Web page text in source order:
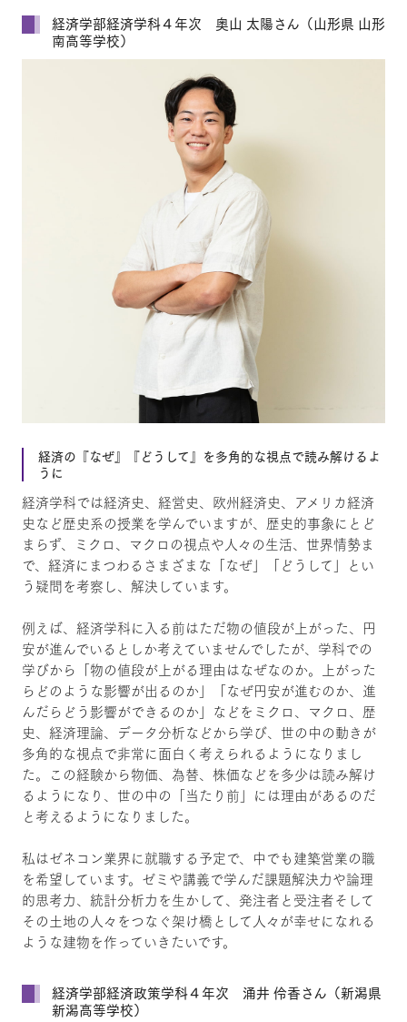
経済学部経済学科４年次 奥山 太陽さん（山形県 山形
南高等学校）
経済の『なぜ』『どうして』を多角的な視点で読み解けるよ
うに
経済学科では経済史、経営史、欧州経済史、アメリカ経済
史など歴史系の授業を学んでいますが、歴史的事象にとど
まらず、ミクロ、マクロの視点や人々の生活、世界情勢ま
で、経済にまつわるさまざまな「なぜ」「どうして」とい
う疑問を考察し、解決しています。
例えば、経済学科に入る前はただ物の値段が上がった、円
安が進んでいるとしか考えていませんでしたが、学科での
学びから「物の値段が上がる理由はなぜなのか。上がった
らどのような影響が出るのか」「なぜ円安が進むのか、進
んだらどう影響ができるのか」などをミクロ、マクロ、歴
史、経済理論、データ分析などから学び、世の中の動きが
多角的な視点で非常に面白く考えられるようになりまし
た。この経験から物価、為替、株価などを多少は読み解け
るようになり、世の中の「当たり前」には理由があるのだ
と考えるようになりました。
私はゼネコン業界に就職する予定で、中でも建築営業の職
を希望しています。ゼミや講義で学んだ課題解決力や論理
的思考力、統計分析力を生かして、発注者と受注者そして
その土地の人々をつなぐ架け橋として人々が幸せになれる
ような建物を作っていきたいです。
経済学部経済政策学科４年次 涌井 伶香さん（新潟県
新潟高等学校）